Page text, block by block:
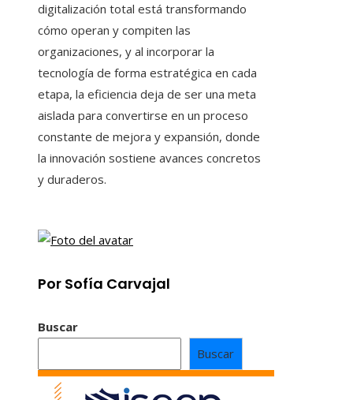
digitalización total está transformando
cómo operan y compiten las
organizaciones, y al incorporar la
tecnología de forma estratégica en cada
etapa, la eficiencia deja de ser una meta
aislada para convertirse en un proceso
constante de mejora y expansión, donde
la innovación sostiene avances concretos
y duraderos.
Por Sofía Carvajal
Buscar
Buscar